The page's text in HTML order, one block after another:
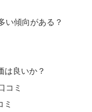
い傾向がある？
は良いか？
コミ
ミ